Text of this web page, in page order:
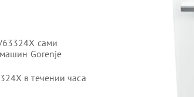
сами
Gorenje
в течении часа